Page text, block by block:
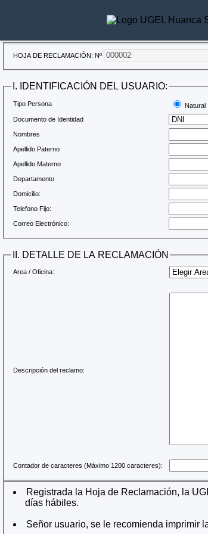
HOJA DE RECLAMACIÓN: Nº
I. IDENTIFICACIÓN DEL USUARIO:
Tipo Persona Natural
Documento de Identidad
Nombres
Apellido Paterno
Apellido Materno
Departamento
Domicilio:
Telefono Fijo:
Correo Electrónico:
II. DETALLE DE LA RECLAMACIÓN
Area / Oficina:
Descripción del reclamo:
Contador de caracteres (Máximo 1200 caracteres):
Registrada la Hoja de Reclamación, la
días hábiles.
Señor usuario, se le recomienda imprimir